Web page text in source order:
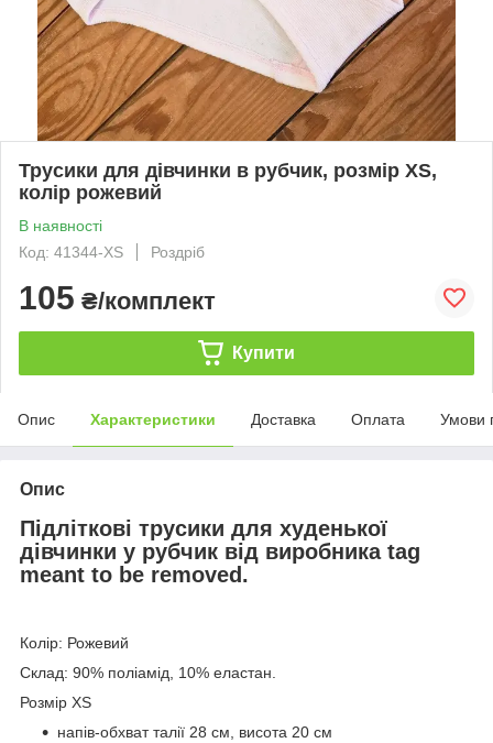
Трусики для дівчинки в рубчик, розмір XS,
колір рожевий
В наявності
Код: 41344-XS
Роздріб
105 ₴/комплект
Купити
Опис Характеристики Доставка Оплата Умови
Опис
Підліткові трусики для худенької
дівчинки у рубчик від виробника tag
meant to be removed.
Колір: Рожевий
Склад: 90% поліамід, 10% еластан.
Розмір XS
напів-обхват талії 28 см, висота 20 см